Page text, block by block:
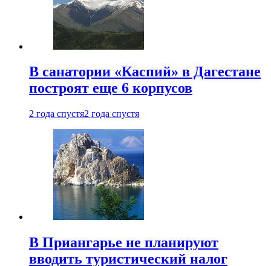
В санатории «Каспий» в Дагестане
построят еще 6 корпусов
2 года спустя2 года спустя
В Приангарье не планируют
вводить туристический налог